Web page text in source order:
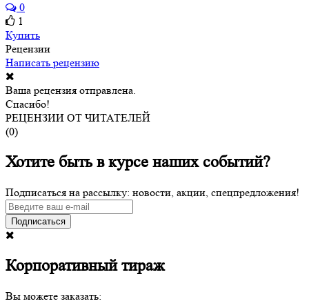
0
1
Купить
Рецензии
Написать рецензию
Ваша рецензия отправлена.
Спасибо!
РЕЦЕНЗИИ ОТ ЧИТАТЕЛЕЙ
(0)
Хотите быть в курсе наших событий?
Подписаться на рассылку: новости, акции, спецпредложения!
Подписаться
Корпоративный тираж
Вы можете заказать: